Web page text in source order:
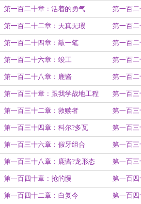
第一百二十章：活着的勇气 第一百二
第一百二十二章：天真无瑕 第一百二
第一百二十四章：敲一笔 第一百
第一百二十六章：竣工 第一百二
第一百二十八章：鹿酱 第一百
第一百三十章：跟我学战地工程
吧！
第一百
第一百三十二章：救赎者 第一百
第一百三十四章：科尔?多瓦 第一百
第一百三十六章：假牙组合 第一百
了
第一百三十八章：鹿酱?龙形态 第一百
第一百四十章：抢的慢 第一百
第一百四十二章：白复今 第一百